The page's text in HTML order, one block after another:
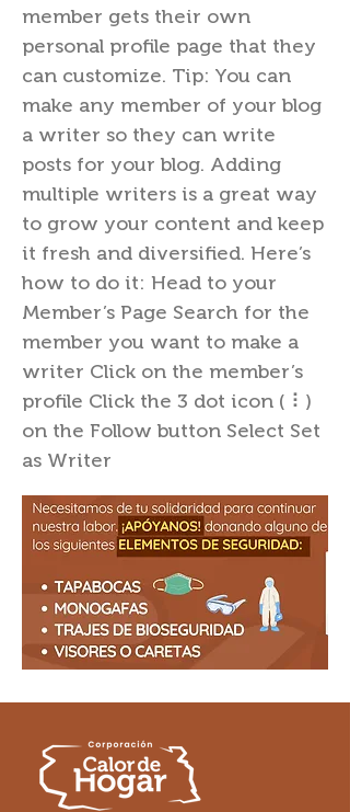
member gets their own
personal profile page that they
can customize. Tip: You can
make any member of your blog
a writer so they can write
posts for your blog. Adding
multiple writers is a great way
to grow your content and keep
it fresh and diversified. Here’s
how to do it: Head to your
Member’s Page Search for the
member you want to make a
writer Click on the member’s
profile Click the 3 dot icon ( ⠇)
on the Follow button Select Set
as Writer